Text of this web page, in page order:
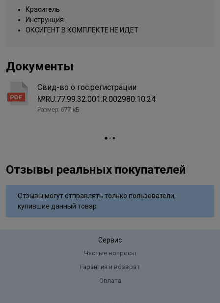
эдта, гидролизованный эластин, дезамидированный коллаген,
парфюмированная вода
Название цвета
Вид деятельности парикмахер
Краситель
Инструкция
ОКСИГЕНТ В КОМПЛЕКТЕ НЕ ИДЕТ
Документы
Свид-во о гос.регистрации
№RU.77.99.32.001.R.002980.10.24
Размер: 677 кБ
Отзывы реальных покупателей
Отзывы могут отправлять только пользователи,
купившие данный товар
Сервис
Частые вопросы
Гарантия и возврат
Оплата